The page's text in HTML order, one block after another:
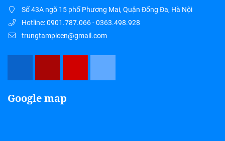
Số 43A ngõ 15 phố Phương Mai, Quận Đống Đa, Hà Nội
Hotline: 0901.787.066 - 0363.498.928
trungtampicen@gmail.com
Google map